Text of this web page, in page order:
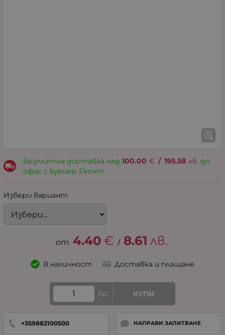
Безплатна доставка над 100.00 € / 195.58 лв. до
офис с куриер Еконт
Избери вариант
4.40 € / 8.61 лв.
В наличност Доставка и плащане
бр. КУПИ
+359882100500 НАПРАВИ ЗАПИТВАНЕ